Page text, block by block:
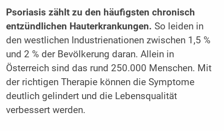
Psoriasis zählt zu den häufigsten chronisch
entzündlichen Hauterkrankungen. So leiden in
den westlichen Industrienationen zwischen 1,5 %
und 2 % der Bevölkerung daran. Allein in
Österreich sind das rund 250.000 Menschen. Mit
der richtigen Therapie können die Symptome
deutlich gelindert und die Lebensqualität
verbessert werden.